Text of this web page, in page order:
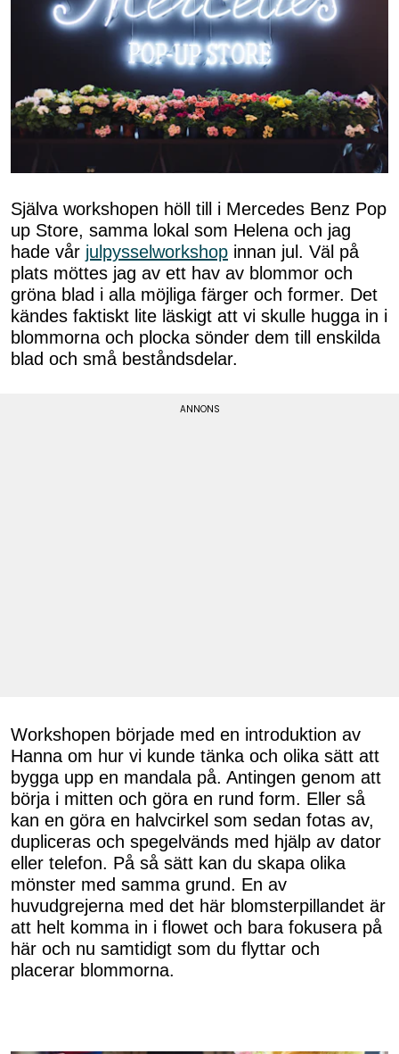
Själva workshopen höll till i Mercedes Benz Pop
up Store, samma lokal som Helena och jag
hade vår julpysselworkshop innan jul. Väl på
plats möttes jag av ett hav av blommor och
gröna blad i alla möjliga färger och former. Det
kändes faktiskt lite läskigt att vi skulle hugga in i
blommorna och plocka sönder dem till enskilda
blad och små beståndsdelar.
Workshopen började med en introduktion av
Hanna om hur vi kunde tänka och olika sätt att
bygga upp en mandala på. Antingen genom att
börja i mitten och göra en rund form. Eller så
kan en göra en halvcirkel som sedan fotas av,
dupliceras och spegelvänds med hjälp av dator
eller telefon. På så sätt kan du skapa olika
mönster med samma grund. En av
huvudgrejerna med det här blomsterpillandet är
att helt komma in i flowet och bara fokusera på
här och nu samtidigt som du flyttar och
placerar blommorna.